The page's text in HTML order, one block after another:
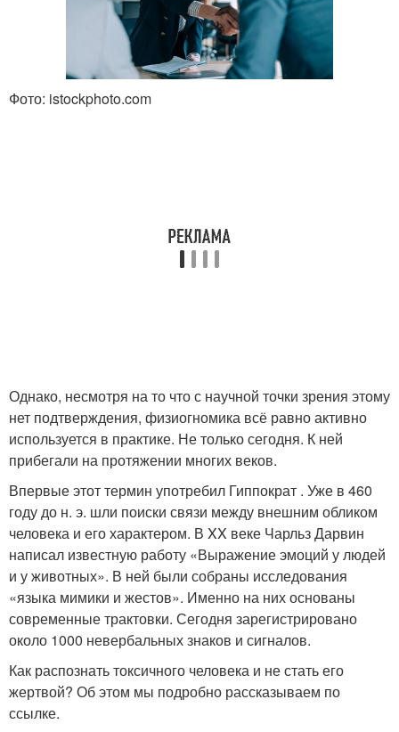
Фото: istockphoto.com
Однако, несмотря на то что с научной точки зрения этому
нет подтверждения, физиогномика всё равно активно
используется в практике. Не только сегодня. К ней
прибегали на протяжении многих веков.
Впервые этот термин употребил Гиппократ . Уже в 460
году до н. э. шли поиски связи между внешним обликом
человека и его характером. В XX веке Чарльз Дарвин
написал известную работу «Выражение эмоций у людей
и у животных». В ней были собраны исследования
«языка мимики и жестов». Именно на них основаны
современные трактовки. Сегодня зарегистрировано
около 1000 невербальных знаков и сигналов.
Как распознать токсичного человека и не стать его
жертвой? Об этом мы подробно рассказываем по
ссылке.